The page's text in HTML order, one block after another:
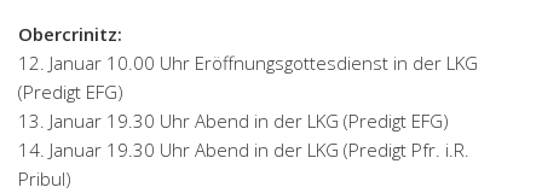
Obercrinitz:
12. Januar 10.00 Uhr Eröffnungsgottesdienst in der LKG
(Predigt EFG)
13. Januar 19.30 Uhr Abend in der LKG (Predigt EFG)
14. Januar 19.30 Uhr Abend in der LKG (Predigt Pfr. i.R.
Pribul)